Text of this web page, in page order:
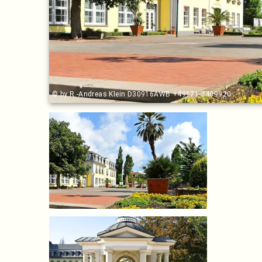
© by R.-Andreas Klein D30916AWB +49171-3409920